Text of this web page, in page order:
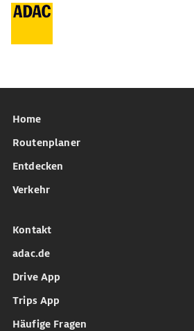
Home
Routenplaner
Entdecken
Verkehr
Kontakt
adac.de
Drive App
Trips App
Häufige Fragen